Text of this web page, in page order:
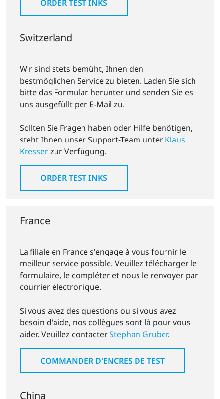
ORDER TEST INKS
Switzerland
Wir sind stets bemüht, Ihnen den
bestmöglichen Service zu bieten. Laden Sie sich
bitte das Formular herunter und senden Sie es
uns ausgefüllt per E-Mail zu.
Sollten Sie Fragen haben oder Hilfe benötigen,
steht Ihnen unser Support-Team unter Klaus
Kresserzur Verfügung.
ORDER TEST INKS
France
La filiale en France s'engage à vous fournir le
meilleur service possible. Veuillez télécharger le
formulaire, le compléter et nous le renvoyer par
courrier électronique.
Si vous avez des questions ou si vous avez
besoin d'aide, nos collègues sont là pour vous
aider. Veuillez contacterStephan Gruber.
COMMANDER D'ENCRES DE TEST
China